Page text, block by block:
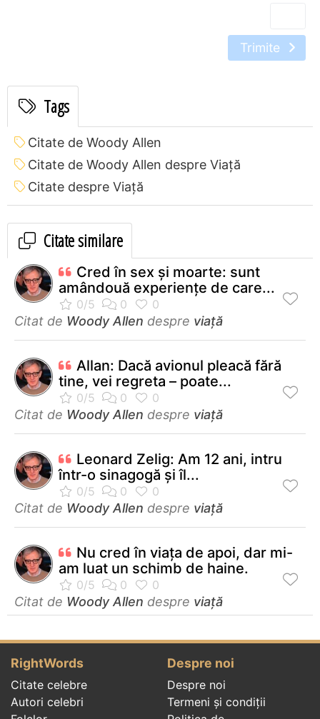
Trimite
Tags
Citate de Woody Allen
Citate de Woody Allen despre Viață
Citate despre Viață
Citate similare
Cred în sex şi moarte: sunt
amândouă experienţe de care...
Citat de Woody Allen despre viață
Allan: Dacă avionul pleacă fără
tine, vei regreta – poate...
Citat de Woody Allen despre viață
Leonard Zelig: Am 12 ani, intru
într-o sinagogă şi îl...
Citat de Woody Allen despre viață
Nu cred în viaţa de apoi, dar mi-
am luat un schimb de haine.
Citat de Woody Allen despre viață
RightWords
Citate celebre
Autori celebri
Despre noi
Despre noi
Termeni și condiții